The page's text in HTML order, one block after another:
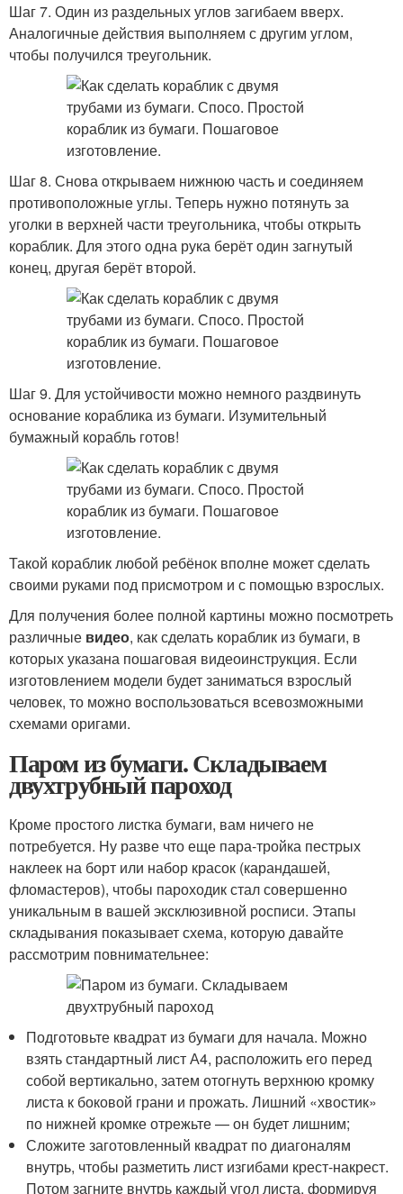
Шаг 7. Один из раздельных углов загибаем вверх.
Аналогичные действия выполняем с другим углом,
чтобы получился треугольник.
Шаг 8. Снова открываем нижнюю часть и соединяем
противоположные углы. Теперь нужно потянуть за
уголки в верхней части треугольника, чтобы открыть
кораблик. Для этого одна рука берёт один загнутый
конец, другая берёт второй.
Шаг 9. Для устойчивости можно немного раздвинуть
основание кораблика из бумаги. Изумительный
бумажный корабль готов!
Такой кораблик любой ребёнок вполне может сделать
своими руками под присмотром и с помощью взрослых.
Для получения более полной картины можно посмотреть
различные видео, как сделать кораблик из бумаги, в
которых указана пошаговая видеоинструкция. Если
изготовлением модели будет заниматься взрослый
человек, то можно воспользоваться всевозможными
схемами оригами.
Паром из бумаги. Складываем
двухтрубный пароход
Кроме простого листка бумаги, вам ничего не
потребуется. Ну разве что еще пара-тройка пестрых
наклеек на борт или набор красок (карандашей,
фломастеров), чтобы пароходик стал совершенно
уникальным в вашей эксклюзивной росписи. Этапы
складывания показывает схема, которую давайте
рассмотрим повнимательнее:
Подготовьте квадрат из бумаги для начала. Можно
взять стандартный лист А4, расположить его перед
собой вертикально, затем отогнуть верхнюю кромку
листа к боковой грани и прожать. Лишний «хвостик»
по нижней кромке отрежьте — он будет лишним;
Сложите заготовленный квадрат по диагоналям
внутрь, чтобы разметить лист изгибами крест-накрест.
Потом загните внутрь каждый угол листа, формируя